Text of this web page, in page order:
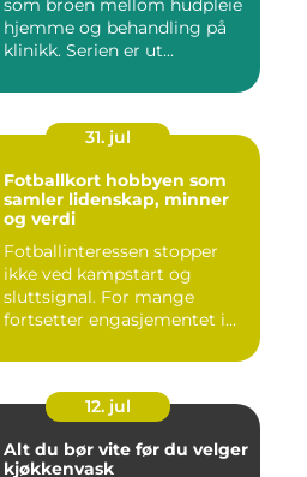
som broen mellom hudpleie
hjemme og behandling på
klinikk. Serien er ut...
31. jul
Fotballkort hobbyen som
samler lidenskap, minner
og verdi
Fotballinteressen stopper
ikke ved kampstart og
sluttsignal. For mange
fortsetter engasjementet i
12. jul
Alt du bør vite før du velger
kjøkkenvask